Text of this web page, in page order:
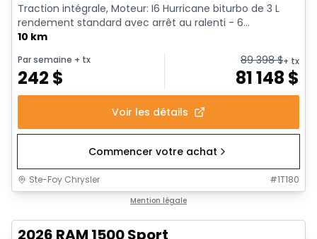
Traction intégrale, Moteur: I6 Hurricane biturbo de 3 L
rendement standard avec arrêt au ralenti - 6...
10 km
Par semaine + tx
242 $
89 398$+ tx
81 148 $
Voir les détails
Commencer votre achat
Ste-Foy Chrysler #1T180
Mention légale
2026 RAM 1500 Sport